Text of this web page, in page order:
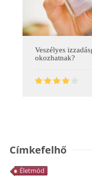
Veszélyes
okozhatnak?
Címkefelhő
Életmód